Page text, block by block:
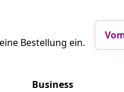
Bestellung ein.
Business